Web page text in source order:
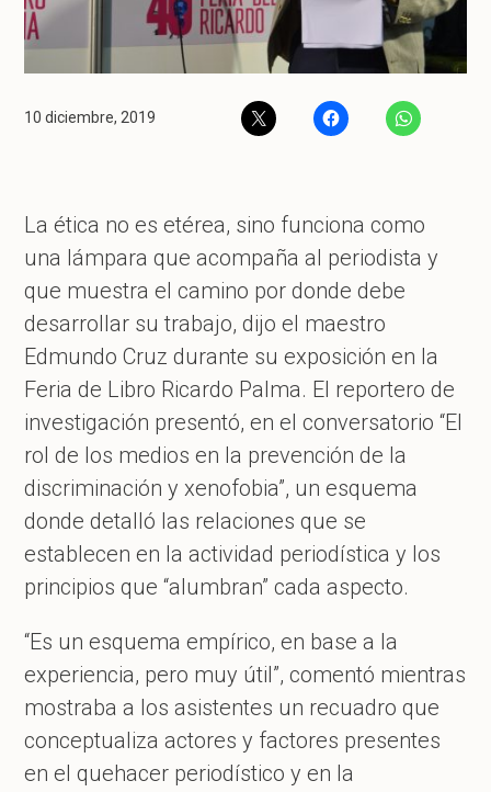
10 diciembre, 2019
La ética no es etérea, sino funciona como
una lámpara que acompaña al periodista y
que muestra el camino por donde debe
desarrollar su trabajo, dijo el maestro
Edmundo Cruz durante su exposición en la
Feria de Libro Ricardo Palma. El reportero de
investigación presentó, en el conversatorio “El
rol de los medios en la prevención de la
discriminación y xenofobia”, un esquema
donde detalló las relaciones que se
establecen en la actividad periodística y los
principios que “alumbran” cada aspecto.
“Es un esquema empírico, en base a la
experiencia, pero muy útil”, comentó mientras
mostraba a los asistentes un recuadro que
conceptualiza actores y factores presentes
en el quehacer periodístico y en la